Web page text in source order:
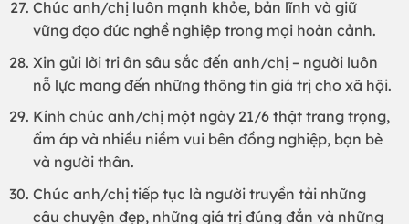
Chúc anh/chị luôn mạnh khỏe, bản lĩnh và giữ
vững đạo đức nghề nghiệp trong mọi hoàn cảnh.
Xin gửi lời tri ân sâu sắc đến anh/chị – người luôn
nỗ lực mang đến những thông tin giá trị cho xã hội.
Kính chúc anh/chị một ngày 21/6 thật trang trọng,
ấm áp và nhiều niềm vui bên đồng nghiệp, bạn bè
và người thân.
Chúc anh/chị tiếp tục là người truyền tải những
câu chuyện đẹp, những giá trị đúng đắn và những